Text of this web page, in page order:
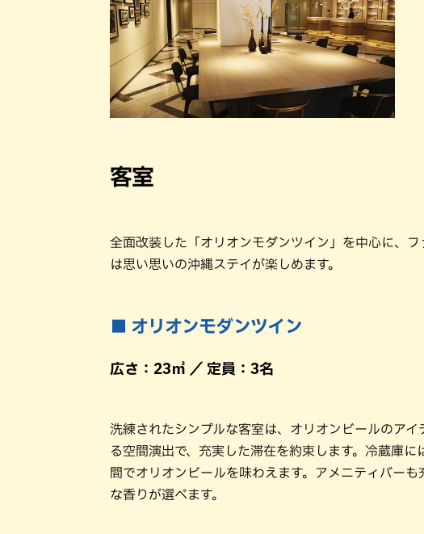
客室
全面改装した「オリオンモダンツイン」を中心に、
は思い思いの沖縄ステイが楽しめます。
■ オリオンモダンツイン
広さ：23㎡ ／ 定員：3名
洗練されたシンプルな客室は、オリオンビールのア
る空間演出で、充実した滞在を約束します。冷蔵庫
間でオリオンビールを味わえます。アメニティバー
な香りが選べます。